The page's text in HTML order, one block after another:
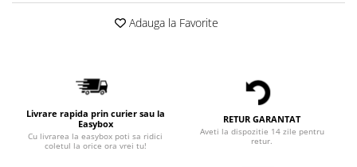
Adauga la Favorite
Livrare rapida prin curier sau la
Easybox
Cu livrarea la easybox poti sa ridici
coletul la orice ora vrei tu!
RETUR GARANTAT
Aveti la dispozitie 14 zile pentru
retur.